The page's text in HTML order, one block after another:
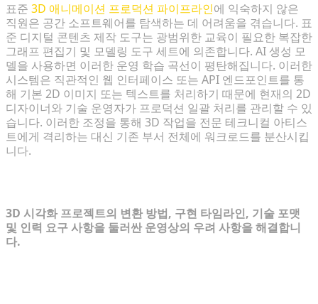
표준 3D 애니메이션 프로덕션 파이프라인에 익숙하지 않은
직원은 공간 소프트웨어를 탐색하는 데 어려움을 겪습니다. 표
준 디지털 콘텐츠 제작 도구는 광범위한 교육이 필요한 복잡한
그래프 편집기 및 모델링 도구 세트에 의존합니다. AI 생성 모
델을 사용하면 이러한 운영 학습 곡선이 평탄해집니다. 이러한
시스템은 직관적인 웹 인터페이스 또는 API 엔드포인트를 통
해 기본 2D 이미지 또는 텍스트를 처리하기 때문에 현재의 2D
디자이너와 기술 운영자가 프로덕션 일괄 처리를 관리할 수 있
습니다. 이러한 조정을 통해 3D 작업을 전문 테크니컬 아티스
트에게 격리하는 대신 기존 부서 전체에 워크로드를 분산시킵
니다.
3D 시각화 프로젝트의 변환 방법, 구현 타임라인, 기술 포맷
및 인력 요구 사항을 둘러싼 운영상의 우려 사항을 해결합니
다.